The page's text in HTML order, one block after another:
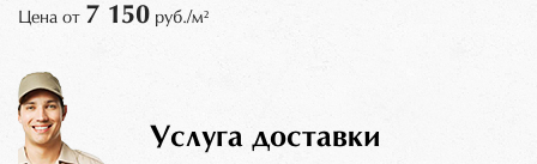
Цена от 7 150 руб./м²
Услуга доставки